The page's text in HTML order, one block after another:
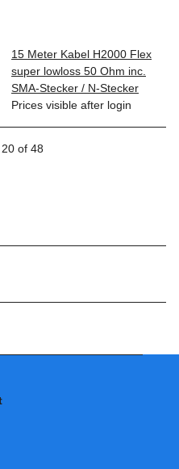
15 Meter Kabel H2000 Flex
super lowloss 50 Ohm inc.
SMA-Stecker / N-Stecker
Prices visible after login
of 48